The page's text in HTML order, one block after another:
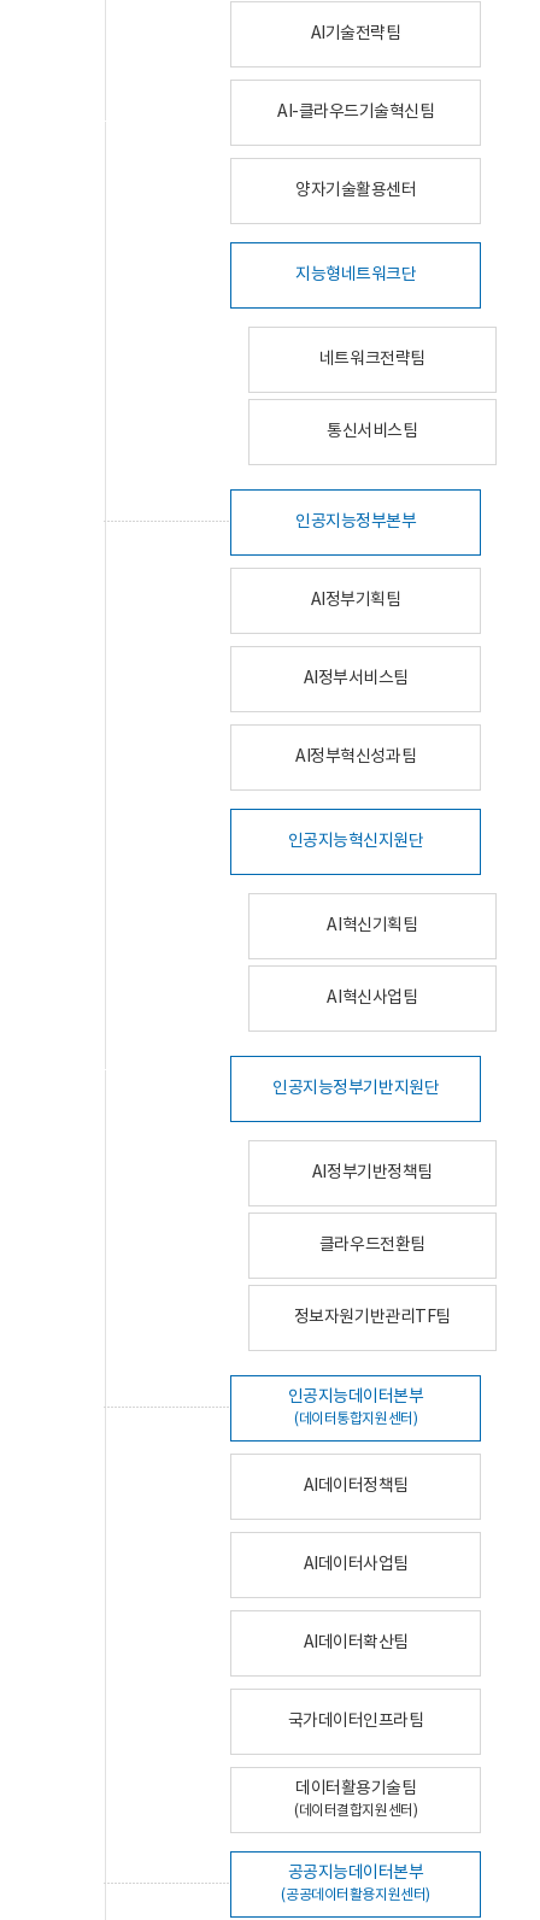
AI기술전략팀
AI-클라우드기술혁신팀
양자기술활용센터
지능형네트워크단
네트워크전략팀
통신서비스팀
인공지능정부본부
AI정부기획팀
AI정부서비스팀
AI정부혁신성과팀
인공지능혁신지원단
AI혁신기획팀
AI혁신사업팀
인공지능정부기반지원단
AI정부기반정책팀
클라우드전환팀
정보자원기반관리TF팀
인공지능데이터본부
(데이터통합지원센터)
AI데이터정책팀
AI데이터사업팀
AI데이터확산팀
국가데이터인프라팀
데이터활용기술팀
(데이터결합지원센터)
공공지능데이터본부
(공공데이터활용지원센터)